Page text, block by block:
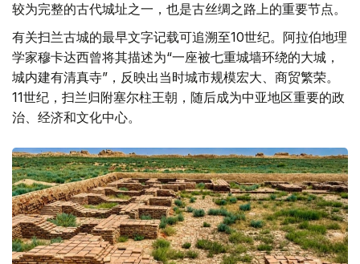
较为完整的古代城址之一，也是古丝绸之路上的重要节点。
有关扫兰古城的最早文字记载可追溯至10世纪。阿拉伯地理
学家穆卡达西曾将其描述为“一座被七重城墙环绕的大城，
城内建有清真寺”，反映出当时城市规模宏大、商贸繁荣。
11世纪，扫兰归附塞尔柱王朝，随后成为中亚地区重要的政
治、经济和文化中心。